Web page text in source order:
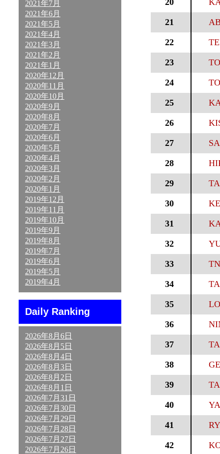
2021年7月
2021年6月
2021年5月
2021年4月
2021年3月
2021年2月
2021年1月
2020年12月
2020年11月
2020年10月
2020年9月
2020年8月
2020年7月
2020年6月
2020年5月
2020年4月
2020年3月
2020年2月
2020年1月
2019年12月
2019年11月
2019年10月
2019年9月
2019年8月
2019年7月
2019年6月
2019年5月
2019年4月
Daily Ranking
2026年8月6日
2026年8月5日
2026年8月4日
2026年8月3日
2026年8月2日
2026年8月1日
2026年7月31日
2026年7月30日
2026年7月29日
2026年7月28日
2026年7月27日
2026年7月26日
20
21
22
23
24
25
26
27
28
29
30
31
32
33
34
35
36
37
38
39
40
41
42